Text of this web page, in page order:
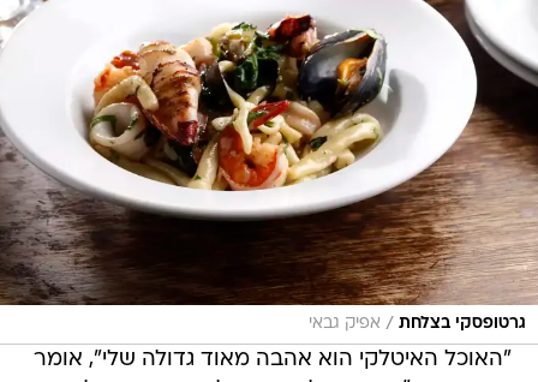
גרטופסקי בצלחת / אפיק גבאי
"האוכל האיטלקי הוא אהבה מאוד גדולה שלי", אומר